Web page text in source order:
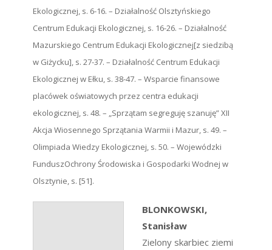
Ekologicznej, s. 6-16. – Działalność Olsztyńskiego
Centrum Edukacji Ekologicznej, s. 16-26. – Działalność
Mazurskiego Centrum Edukacji Ekologicznej[z siedzibą
w Giżycku], s. 27-37. – Działalność Centrum Edukacji
Ekologicznej w Ełku, s. 38-47. – Wsparcie finansowe
placówek oświatowych przez centra edukacji
ekologicznej, s. 48. – „Sprzątam segreguję szanuję” XII
Akcja Wiosennego Sprzątania Warmii i Mazur, s. 49. –
Olimpiada Wiedzy Ekologicznej, s. 50. – Wojewódzki
FunduszOchrony Środowiska i Gospodarki Wodnej w
Olsztynie, s. [51].
BLONKOWSKI,
Stanisław
Zielony skarbiec ziemi